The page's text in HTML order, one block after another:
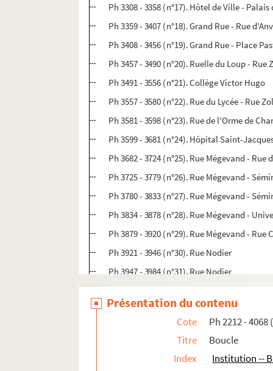
Ph 3308 - 3358 (n°17). Hôtel de Ville -
Ph 3359 - 3407 (n°18). Grand Rue - Rue
Ph 3408 - 3456 (n°19). Grand Rue - Place
Ph 3457 - 3490 (n°20). Ruelle du Loup - Rue
Ph 3491 - 3556 (n°21). Collège Victor Hugo
Ph 3557 - 3580 (n°22). Rue du Lycée - Rue
Ph 3581 - 3598 (n°23). Rue de l'Orme de
Ph 3599 - 3681 (n°24). Hôpital Saint-
Ph 3682 - 3724 (n°25). Rue Mégevand -
Ph 3725 - 3779 (n°26). Rue Mégevand -
Ph 3780 - 3833 (n°27). Rue Mégevand -
Ph 3834 - 3878 (n°28). Rue Mégevand -
Ph 3879 - 3920 (n°29). Rue Mégevand - Rue
Ph 3921 - 3946 (n°30). Rue Nodier
Ph 3947 - 3984 (n°31). Rue Nodier
Ph 3985 - 4003 (n°32). Chamars
Ph 4004 - 4040 (n°33). Petit Chamars
Ph 4041 - 4068 (n°34). Gare d'Eau
Présentation du contenu
Cote
Ph 2212 -
Titre
Boucle
Index
Institution --